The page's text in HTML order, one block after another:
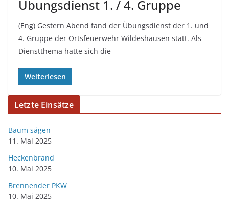
Übungsdienst 1. / 4. Gruppe
(Eng) Gestern Abend fand der Übungsdienst der 1. und
4. Gruppe der Ortsfeuerwehr Wildeshausen statt. Als
Dienstthema hatte sich die
Weiterlesen
Letzte Einsätze
Baum sägen
11. Mai 2025
Heckenbrand
10. Mai 2025
Brennender PKW
10. Mai 2025